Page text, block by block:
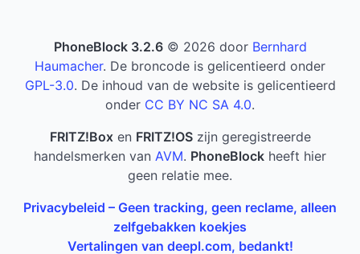
PhoneBlock 3.2.6© 2026 door Bernhard
Haumacher. De broncode is gelicentieerd onder
GPL-3.0. De inhoud van de website is gelicentieerd
onder CC BY NC SA 4.0.
FRITZ!Boxen FRITZ!OSzijn geregistreerde
handelsmerken van AVM. PhoneBlock heeft hier
geen relatie mee.
Privacybeleid – Geen tracking, geen reclame, alleen
zelfgebakken koekjes
Vertalingen van deepl.com, bedankt!